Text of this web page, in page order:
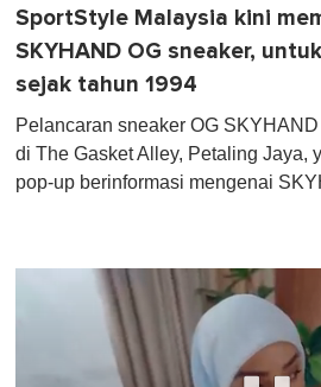
SportStyle Malaysia kini
SKYHAND OG sneaker,
sejak tahun 1994
Pelancaran sneaker OG
di The Gasket Alley, Petaling Jaya,
pop-up berinformasi mengenai